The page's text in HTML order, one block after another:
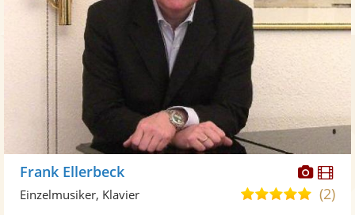
Frank Ellerbeck
5,0(2)
Einzelmusiker, Klavier